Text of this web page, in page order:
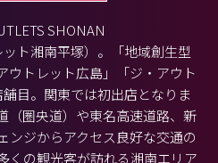
SHONAN
ト湘南平塚）。「地域創生型
ウトレット広島」「ジ・アウト
目。関東では初出店となりま
（圏央道）や東名高速道路、新
ンジからアクセス良好な交通の
くの観光客が訪れる湘南エリア